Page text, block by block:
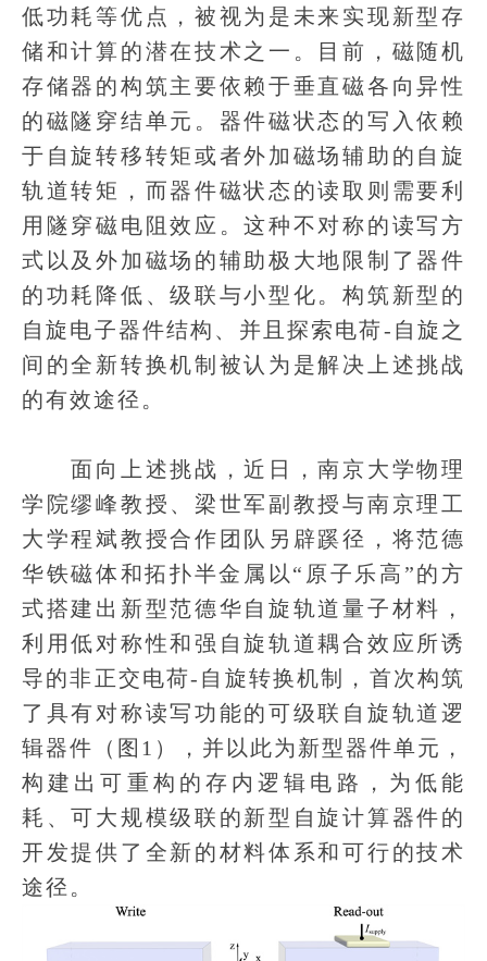
低功耗等优点，被视为是未来实现新型存
储和计算的潜在技术之一。目前，磁随机
存储器的构筑主要依赖于垂直磁各向异性
的磁隧穿结单元。器件磁状态的写入依赖
于自旋转移转矩或者外加磁场辅助的自旋
轨道转矩，而器件磁状态的读取则需要利
用隧穿磁电阻效应。这种不对称的读写方
式以及外加磁场的辅助极大地限制了器件
的功耗降低、级联与小型化。构筑新型的
自旋电子器件结构、并且探索电荷-自旋之
间的全新转换机制被认为是解决上述挑战
的有效途径。
面向上述挑战，近日，南京大学物理
学院缪峰教授、梁世军副教授与南京理工
大学程斌教授合作团队另辟蹊径，将范德
华铁磁体和拓扑半金属以“原子乐高”的方
式搭建出新型范德华自旋轨道量子材料，
利用低对称性和强自旋轨道耦合效应所诱
导的非正交电荷-自旋转换机制，首次构筑
了具有对称读写功能的可级联自旋轨道逻
辑器件（图1），并以此为新型器件单元，
构建出可重构的存内逻辑电路，为低能
耗、可大规模级联的新型自旋计算器件的
开发提供了全新的材料体系和可行的技术
途径。